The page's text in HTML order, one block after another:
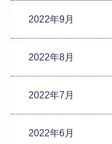
2022年9月
2022年8月
2022年7月
2022年6月